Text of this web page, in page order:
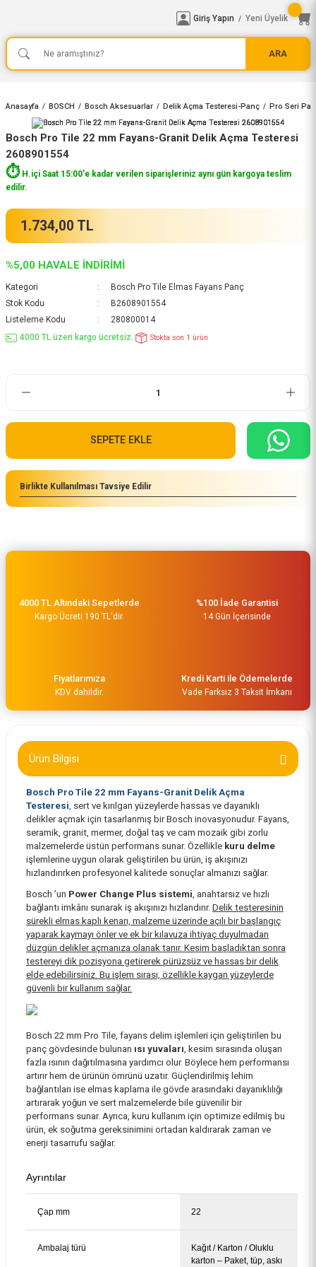
ARA
Giriş Yapın / Yeni Üyelik
Anasayfa BOSCH Bosch Aksesuarlar Delik Açma Testeresi-Panç Pro Seri
Bosch Pro Tile 22 mm Fayans-Granit Delik Açma Testeresi
2608901554
⏱️H.içi Saat 15:00'e kadar verilen siparişleriniz aynı gün kargoya teslim
edilir.
1.734,00 TL
%5,00 HAVALE İNDİRİMİ
Kategori
Bosch Pro Tile Elmas Fayans Panç
Stok Kodu
B2608901554
Listeleme Kodu
280800014
4000 TL üzeri kargo ücretsiz..
Stokta son 1 ürün
SEPETE EKLE
Birlikte Kullanılması Tavsiye Edilir
Bosch Power Change Plus Adaptör 70 mm ve Ø 8.7 mm Şaft Girişli
648,00 TL
Bosch Power Change SDS-Plus Girişli Panç Adaptörü 105 mm 2608594266
714,00 TL
4000 TL Altındaki Sepetlerde
Kargo Ücreti 190 TL'dir.
%100 İade Garantisi
14 Gün İçerisinde
Fiyatlarımıza
KDV dahildir.
Kredi Karti ile Ödemelerde
Vade Farksız 3 Taksit İmkanı
Ürün Bilgisi
Bosch Pro Tile 22 mm Fayans-Granit Delik Açma
Testeresi, sert ve kırılgan yüzeylerde hassas ve dayanıklı
delikler açmak için tasarlanmış bir Bosch inovasyonudur. Fayans,
seramik, granit, mermer, doğal taş ve cam mozaik gibi zorlu
malzemelerde üstün performans sunar. Özellikle kuru delme
işlemlerine uygun olarak geliştirilen bu ürün, iş akışınızı
hızlandırırken profesyonel kalitede sonuçlar almanızı sağlar.
Bosch ’un Power Change Plus sistemi , anahtarsız ve hızlı
bağlantı imkânı sunarak iş akışınızı hızlandırır. Delik testeresinin
sürekli elmas kaplı kenarı, malzeme üzerinde açılı bir başlangıç
yaparak kaymayı önler ve ek bir kılavuza ihtiyaç duyulmadan
düzgün delikler açmanıza olanak tanır. Kesim başladıktan sonra
testereyi dik pozisyona getirerek pürüzsüz ve hassas bir delik
elde edebilirsiniz. Bu işlem sırası, özellikle kaygan yüzeylerde
güvenli bir kullanım sağlar.
Bosch 22 mm Pro Tile, fayans delim işlemleri için geliştirilen bu
panç gövdesinde bulunan ısı yuvaları, kesim sırasında oluşan
fazla ısının dağıtılmasına yardımcı olur. Böylece hem performansı
artırır hem de ürünün ömrünü uzatır. Güçlendirilmiş lehim
bağlantıları ise elmas kaplama ile gövde arasındaki dayanıklılığı
artırarak yoğun ve sert malzemelerde bile güvenilir bir
performans sunar. Ayrıca, kuru kullanım için optimize edilmiş bu
ürün, ek soğutma gereksinimini ortadan kaldırarak zaman ve
enerji tasarrufu sağlar.
Ayrıntılar
Çap mm 22
Ambalaj türü
Kağıt / Karton / Oluklu
karton – Paket, tüp, askı